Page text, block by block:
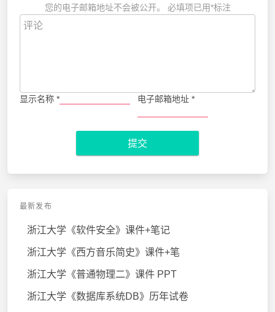
您的电子邮箱地址不会被公开。 必填项已用*标注
显示名称 * 电子邮箱地址 *
提交
最新发布
浙江大学《软件安全》课件+笔记
浙江大学《西方音乐简史》课件+笔
浙江大学《普通物理二》课件 PPT
浙江大学《数据库系统DB》历年试卷